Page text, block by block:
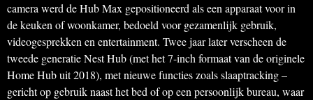
camera werd de Hub Max gepositioneerd als een apparaat voor in
de keuken of woonkamer, bedoeld voor gezamenlijk gebruik,
videogesprekken en entertainment. Twee jaar later verscheen de
tweede generatie Nest Hub (met het 7-inch formaat van de originele
Home Hub uit 2018), met nieuwe functies zoals slaaptracking –
gericht op gebruik naast het bed of op een persoonlijk bureau, waar